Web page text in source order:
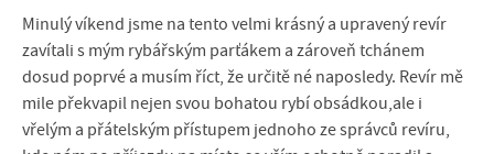
Minulý víkend jsme na tento velmi krásný a upravený revír
zavítali s mým rybářským parťákem a zároveň tchánem
dosud poprvé a musím říct, že určitě né naposledy. Revír mě
mile překvapil nejen svou bohatou rybí obsádkou,ale i
vřelým a přátelským přístupem jednoho ze správců revíru,